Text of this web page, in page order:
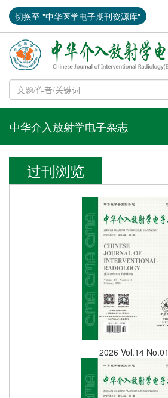
切换至 "中华医学电子期刊资源库"
中华介入放射学电子杂志
过刊浏览
2026 Vol.14 No.01